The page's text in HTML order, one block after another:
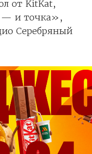
от KitKat,
— и точка»,
Серебряный